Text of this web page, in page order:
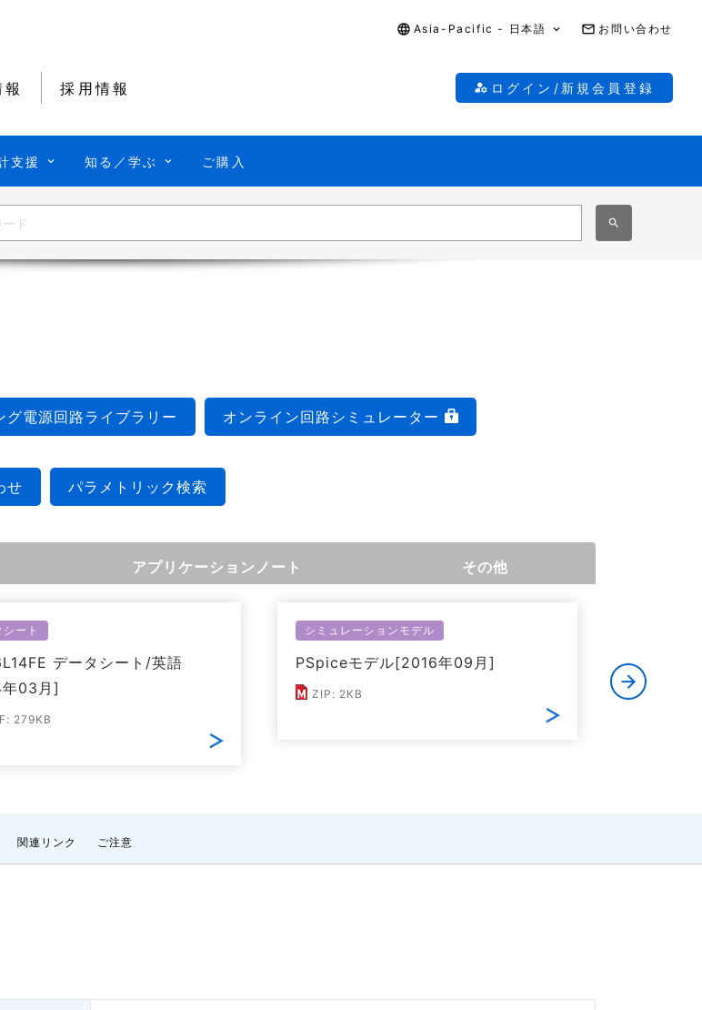
Asia-Pacific - 日本語 お問い合わせ
採用情報 ログイン/新規会員登録
支援 知る／学ぶ ご購入
グ電源回路ライブラリー オンライン回路シミュレーター
せ パラメトリック検索
アプリケーションノート その他
ート
データシート/英語
03月]
279KB
シミュレーションモデル
PSpiceモデル[2016年09月]
ZIP: 2KB
簡易CFD
ート
関連リンク ご注意